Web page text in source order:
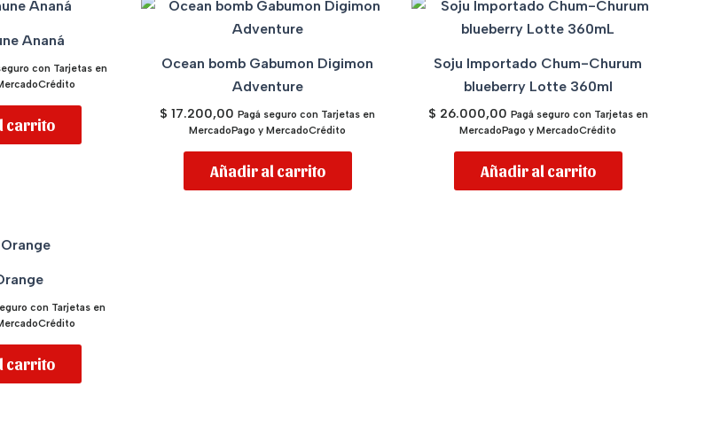
Ananá
con Tarjetas en
carrito
Ocean bomb Gabumon Digimon
Adventure
$ 17.200,00 Pagá seguro con Tarjetas en
MercadoPago y MercadoCrédito
Añadir al carrito
Soju Importado Chum-Churum
blueberry Lotte 360ml
$ 26.000,00 Pagá seguro con Tarjetas en
MercadoPago y MercadoCrédito
Añadir al carrito
con Tarjetas en
carrito